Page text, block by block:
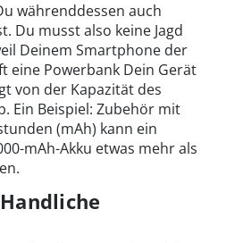
währenddessen auch
Du musst also keine Jagd
Deinem Smartphone der
eine Powerbank Dein Gerät
von der Kapazität des
Ein Beispiel: Zubehör mit
(mAh) kann ein
mAh-Akku etwas mehr als